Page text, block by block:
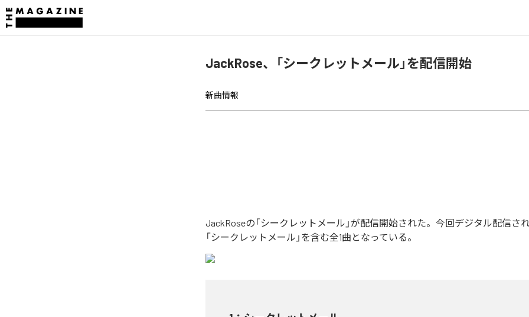
JackRose、「シークレットメール」を配信開始
新曲情報
JackRoseの「シークレットメール」が配信開始された。今回デジタル配信さ
「シークレットメール」を含む全1曲となっている。